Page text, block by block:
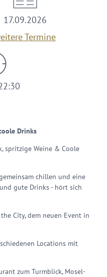
17.09.2026
Termine
Drinks
spritzige Weine & Coole
chillen und eine
gute Drinks - hört sich
City, dem neuen Event in
Locations mit
zum Turmblick, Mosel-